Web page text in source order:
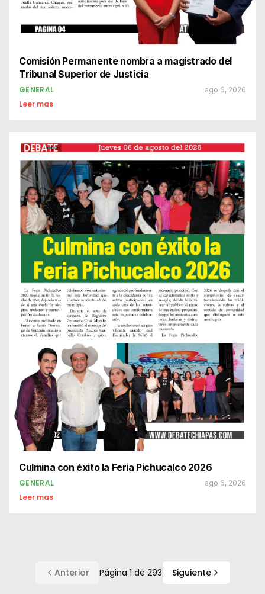
Comisión Permanente nombra a magistrado del
Tribunal Superior de Justicia
GENERAL ago 6, 2026
Leer mas
Culmina con éxito la Feria Pichucalco 2026
GENERAL ago 6, 2026
Leer mas
Anterior Página 1 de 293 Siguiente